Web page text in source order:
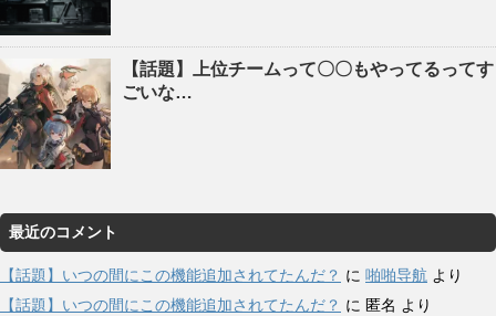
【話題】上位チームって〇〇もやってるってす
ごいな…
最近のコメント
【話題】いつの間にこの機能追加されてたんだ？ に 啪啪导航 より
【話題】いつの間にこの機能追加されてたんだ？ に 匿名 より